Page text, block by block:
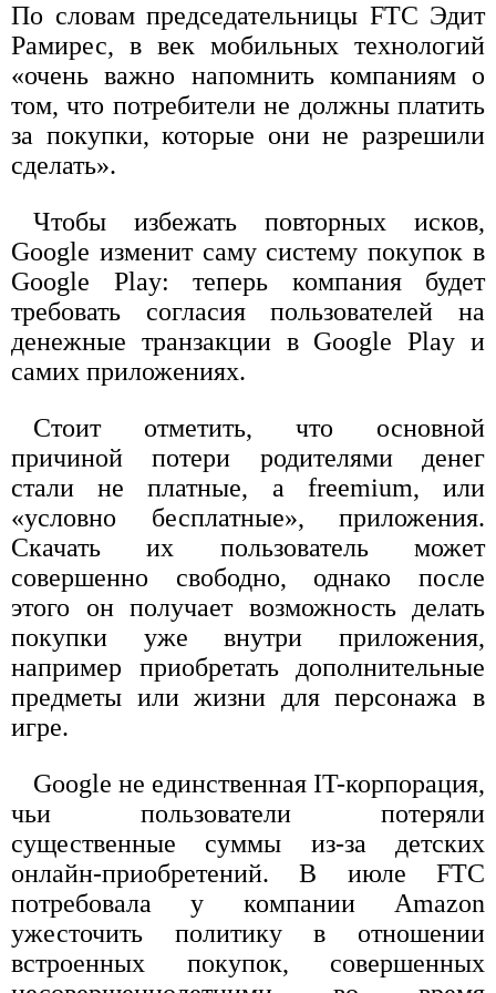
По словам председательницы FTC Эдит
Рамирес, в век мобильных технологий
«очень важно напомнить компаниям о
том, что потребители не должны платить
за покупки, которые они не разрешили
сделать».
Чтобы избежать повторных исков,
Google изменит саму систему покупок в
Google Play: теперь компания будет
требовать согласия пользователей на
денежные транзакции в Google Play и
самих приложениях.
Стоит отметить, что основной
причиной потери родителями денег
стали не платные, а freemium, или
«условно бесплатные», приложения.
Скачать их пользователь может
совершенно свободно, однако после
этого он получает возможность делать
покупки уже внутри приложения,
например приобретать дополнительные
предметы или жизни для персонажа в
игре.
Google не единственная IT-корпорация,
чьи пользователи потеряли
существенные суммы из-за детских
онлайн-приобретений. В июле FTC
потребовала у компании Amazon
ужесточить политику в отношении
встроенных покупок, совершенных